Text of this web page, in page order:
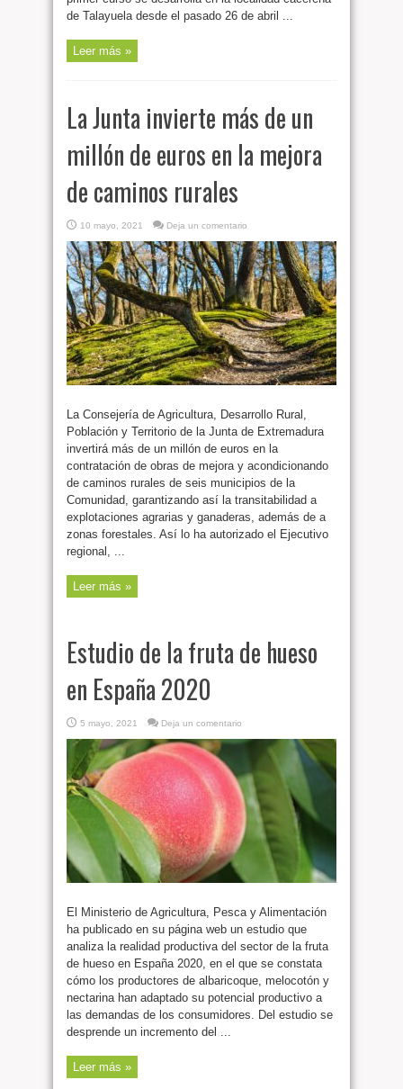
de Talayuela desde el pasado 26 de abril ...
Leer más »
La Junta invierte más de un
millón de euros en la mejora
de caminos rurales
10 mayo, 2021 Deja un comentario
La Consejería de Agricultura, Desarrollo Rural,
Población y Territorio de la Junta de Extremadura
invertirá más de un millón de euros en la
contratación de obras de mejora y acondicionando
de caminos rurales de seis municipios de la
Comunidad, garantizando así la transitabilidad a
explotaciones agrarias y ganaderas, además de a
zonas forestales. Así lo ha autorizado el Ejecutivo
regional, ...
Leer más »
Estudio de la fruta de hueso
en España 2020
5 mayo, 2021 Deja un comentario
El Ministerio de Agricultura, Pesca y Alimentación
ha publicado en su página web un estudio que
analiza la realidad productiva del sector de la fruta
de hueso en España 2020, en el que se constata
cómo los productores de albaricoque, melocotón y
nectarina han adaptado su potencial productivo a
las demandas de los consumidores. Del estudio se
desprende un incremento del ...
Leer más »